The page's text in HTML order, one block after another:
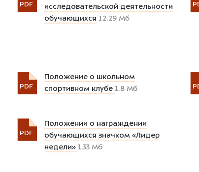
PDF
исследовательской деятельности
обучающихся 12.29 Мб
PDF
Положение о школьном
спортивном клубе 1.8 Мб
PDF
Положении о награждении
обучающихся значком «Лидер
недели» 1.33 Мб